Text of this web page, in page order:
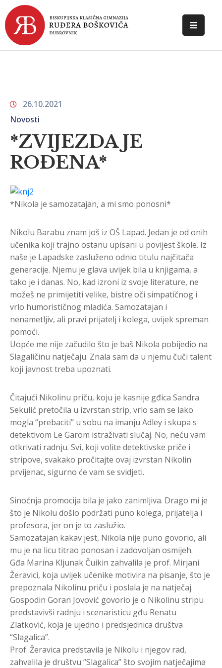
POČETNA
DOKUMENTI
KONTAKT
26.10.2021
Novosti
*ZVIJEZDA JE
ROĐENA*
*Nikola je samozatajan, a mi smo ponosni*
Nikolu Barabu znam još iz OŠ Lapad. Jedan je od onih
učenika koji trajno ostanu upisani u povijest škole. Iz
naše je Lapadske zasluženo odnio titulu najčitača
generacije. Njemu je glava uvijek bila u knjigama, a
tako je i danas. No, kad izroni iz svoje literature, ne
možeš ne primijetiti velike, bistre oči simpatičnog i
vrlo humorističnog mladića. Samozatajan i
nenametljiv, ali pravi prijatelj i kolega, uvijek spreman
pomoći.
Uopće me nije začudilo što je baš Nikola pobijedio na
Slagaličinu natječaju. Znala sam da u njemu čuči talent
koji javnost treba upoznati.
Čitajući Nikolinu priču, koju je kasnije gđica Sandra
Sekulić pretočila u izvrstan strip, vrlo sam se lako
mogla “prebaciti” u sobu na imanju Adley i skupa s
detektivom Le Garom istraživati slučaj. No, neću vam
otkrivati radnju. Svi, koji volite detektivske priče i
stripove, svakako pročitajte ovaj izvrstan Nikolin
prvijenac, sigurno će vam se svidjeti.
Sinoćnja promocija bila je jako zanimljiva. Drago mi je
što je Nikolu došlo podržati puno kolega, prijatelja i
profesora, jer on je to zaslužio.
Samozatajan kakav jest, Nikola nije puno govorio, ali
mu je na licu titrao ponosan i zadovoljan osmijeh.
Gđa Marina Kljunak Čuikin zahvalila je prof. Mirjani
Žeravici, koja uvijek učenike motivira na pisanje, što je
prepoznala Nikolinu priču i poslala je na natječaj.
Gospodin Goran Jovović govorio je o Nikolinu stripu
predstavivši radnju i scenaristicu gđu Renatu
Zlatković, koja je ujedno i predsjednica društva
“Slagalica”.
Prof. Žeravica predstavila je Nikolu i njegov rad,
zahvalila je društvu “Slagalica” što svojim natječajima